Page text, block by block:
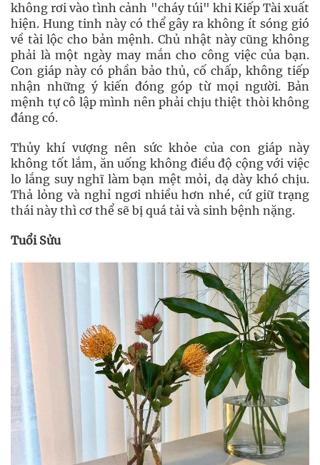
không rơi vào tình cảnh "cháy túi" khi Kiếp Tài xuất
hiện. Hung tinh này có thể gây ra không ít sóng gió
về tài lộc cho bản mệnh. Chủ nhật này cũng không
phải là một ngày may mắn cho công việc của bạn.
Con giáp này có phần bảo thủ, cố chấp, không tiếp
nhận những ý kiến đóng góp từ mọi người. Bản
mệnh tự cô lập mình nên phải chịu thiệt thòi không
đáng có.
Thủy khí vượng nên sức khỏe của con giáp này
không tốt lắm, ăn uống không điều độ cộng với việc
lo lắng suy nghĩ làm bạn mệt mỏi, dạ dày khó chịu.
Thả lỏng và nghỉ ngơi nhiều hơn nhé, cứ giữ trạng
thái này thì cơ thể sẽ bị quá tải và sinh bệnh nặng.
Tuổi Sửu